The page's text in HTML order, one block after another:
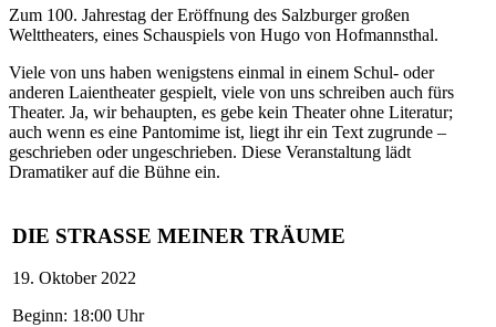
Zum 100. Jahrestag der Eröffnung des Salzburger großen
Welttheaters, eines Schauspiels von Hugo von Hofmannsthal.
Viele von uns haben wenigstens einmal in einem Schul- oder
anderen Laientheater gespielt, viele von uns schreiben auch fürs
Theater. Ja, wir behaupten, es gebe kein Theater ohne Literatur;
auch wenn es eine Pantomime ist, liegt ihr ein Text zugrunde –
geschrieben oder ungeschrieben. Diese Veranstaltung lädt
Dramatiker auf die Bühne ein.
DIE STRASSE MEINER TRÄUME
19. Oktober 2022
Beginn: 18:00 Uhr